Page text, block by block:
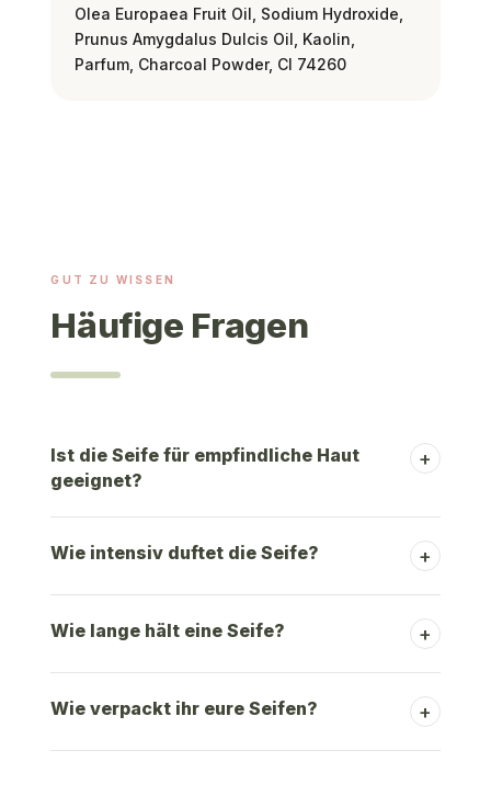
Olea Europaea Fruit Oil, Sodium Hydroxide,
Prunus Amygdalus Dulcis Oil, Kaolin,
Parfum, Charcoal Powder, CI 74260
GUT ZU WISSEN
Häufige Fragen
Ist die Seife für empfindliche Haut
geeignet?
+
Wie intensiv duftet die Seife? +
Wie lange hält eine Seife? +
Wie verpackt ihr eure Seifen? +